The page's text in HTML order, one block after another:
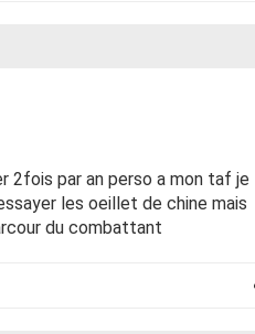
2fois par an perso a mon taf je
les oeillet de chine mais
du combattant